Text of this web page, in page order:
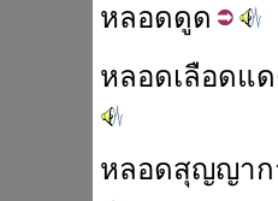
หลอดดูด
หลอดเลือดแ
หลอดสุญญาก